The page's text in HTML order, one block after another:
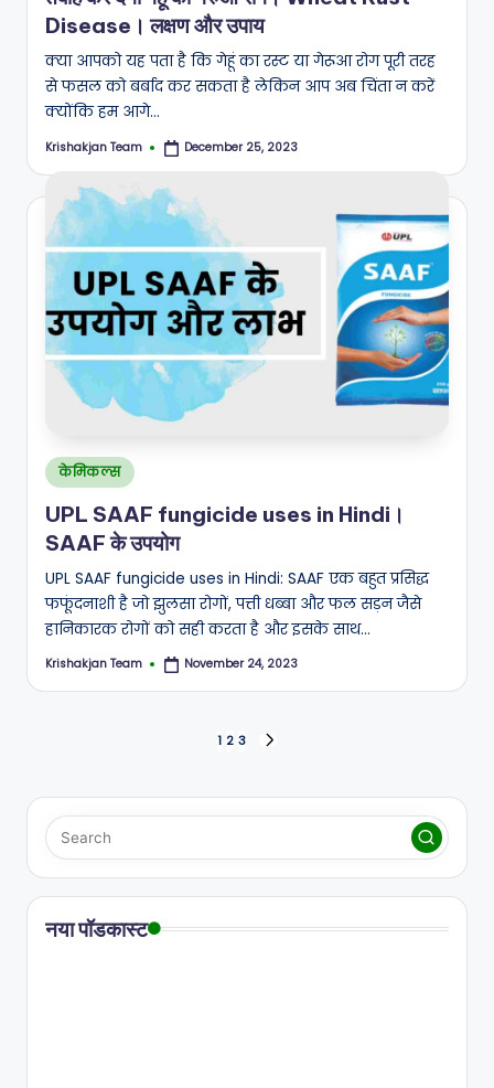
Disease। लक्षण और उपाय
क्या आपको यह पता है कि गेहूं का रस्ट या गेरूआ रोग पूरी तरह
से फसल को बर्बाद कर सकता है लेकिन आप अब चिंता न करें
क्योंकि हम आगे…
Posted
Krishakjan Team December 25, 2023
Posted
in
केमिकल्स
UPL SAAF fungicide uses in Hindi।
SAAF के उपयोग
UPL SAAF fungicide uses in Hindi: SAAF एक बहुत प्रसिद्ध
फफूंदनाशी है जो झुलसा रोगों, पत्ती धब्बा और फल सड़न जैसे
हानिकारक रोगों को सही करता है और इसके साथ…
Posted
Krishakjan Team November 24, 2023
pagination
1 2 3
नया पॉडकास्ट